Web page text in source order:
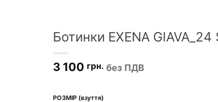
Ботинки EXENA
3 100 грн. без ПДВ
РОЗМІР (взуття)